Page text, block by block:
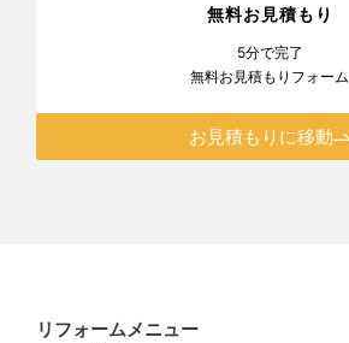
無料お見積もり
5分で完了
無料お見積もりフォーム
お見積もりに移動
リフォームメニュー